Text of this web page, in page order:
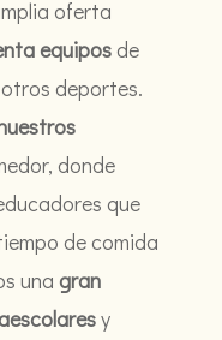
oferta
equiposde
deportes.
donde
que
de comida
una gran
y